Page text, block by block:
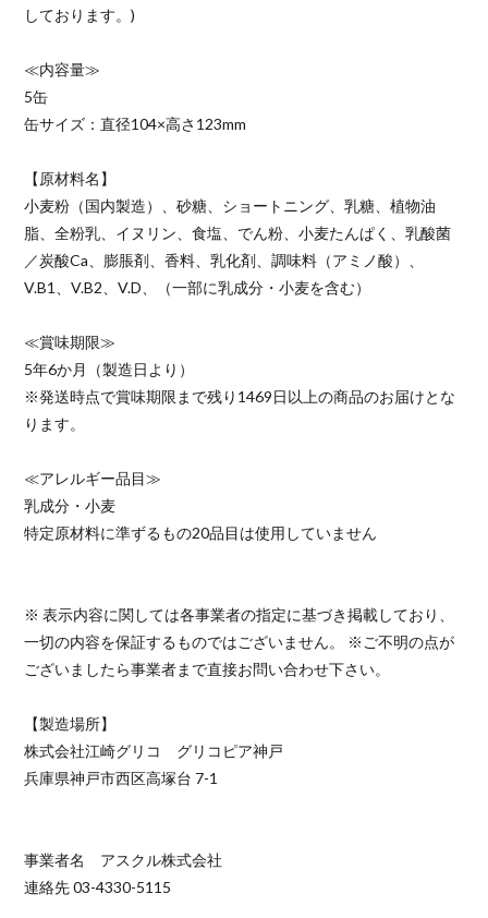
しております。)
≪内容量≫
5缶
缶サイズ：直径104×高さ123mm
【原材料名】
小麦粉（国内製造）、砂糖、ショートニング、乳糖、植物油
脂、全粉乳、イヌリン、食塩、でん粉、小麦たんぱく、乳酸菌
／炭酸Ca、膨脹剤、香料、乳化剤、調味料（アミノ酸）、
V.B1、V.B2、V.D、（一部に乳成分・小麦を含む）
≪賞味期限≫
5年6か月（製造日より）
※発送時点で賞味期限まで残り1469日以上の商品のお届けとな
ります。
≪アレルギー品目≫
乳成分・小麦
特定原材料に準ずるもの20品目は使用していません
※ 表示内容に関しては各事業者の指定に基づき掲載しており、
一切の内容を保証するものではございません。 ※ご不明の点が
ございましたら事業者まで直接お問い合わせ下さい。
【製造場所】
株式会社江崎グリコ グリコピア神戸
兵庫県神戸市西区高塚台 7-1
事業者名 アスクル株式会社
連絡先 03-4330-5115